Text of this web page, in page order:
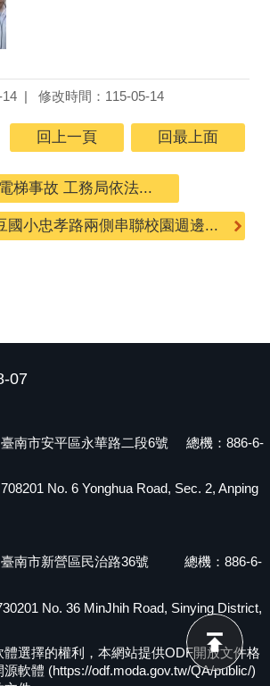
14 修改時間：115-05-14
回上一頁 回最上面
梯事故 工務局依法...
國小忠孝路兩側串聯校園週邊...
07
臺南市安平區永華路二段6號 總機：886-6-
No. 6 Yonghua Road, Sec. 2, Anping
臺南市新營區民治路36號 總機：886-6-
No. 36 MinJhih Road, Sinying District,
選擇的權利，本網站提供ODF開放文件格
軟體 (https://odf.moda.gov.tw/QA/public/)